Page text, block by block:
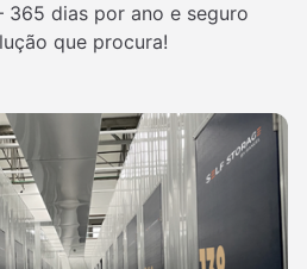
365 dias por ano e seguro
que procura!